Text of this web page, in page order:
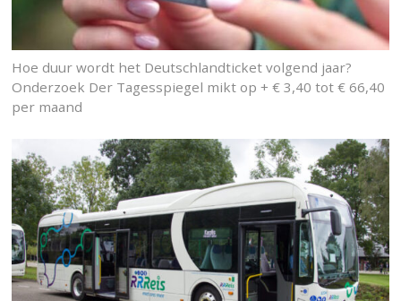
Hoe duur wordt het Deutschlandticket volgend jaar?
Onderzoek Der Tagesspiegel mikt op + € 3,40 tot € 66,40
per maand